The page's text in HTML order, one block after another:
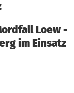
Loew -
im Einsatz